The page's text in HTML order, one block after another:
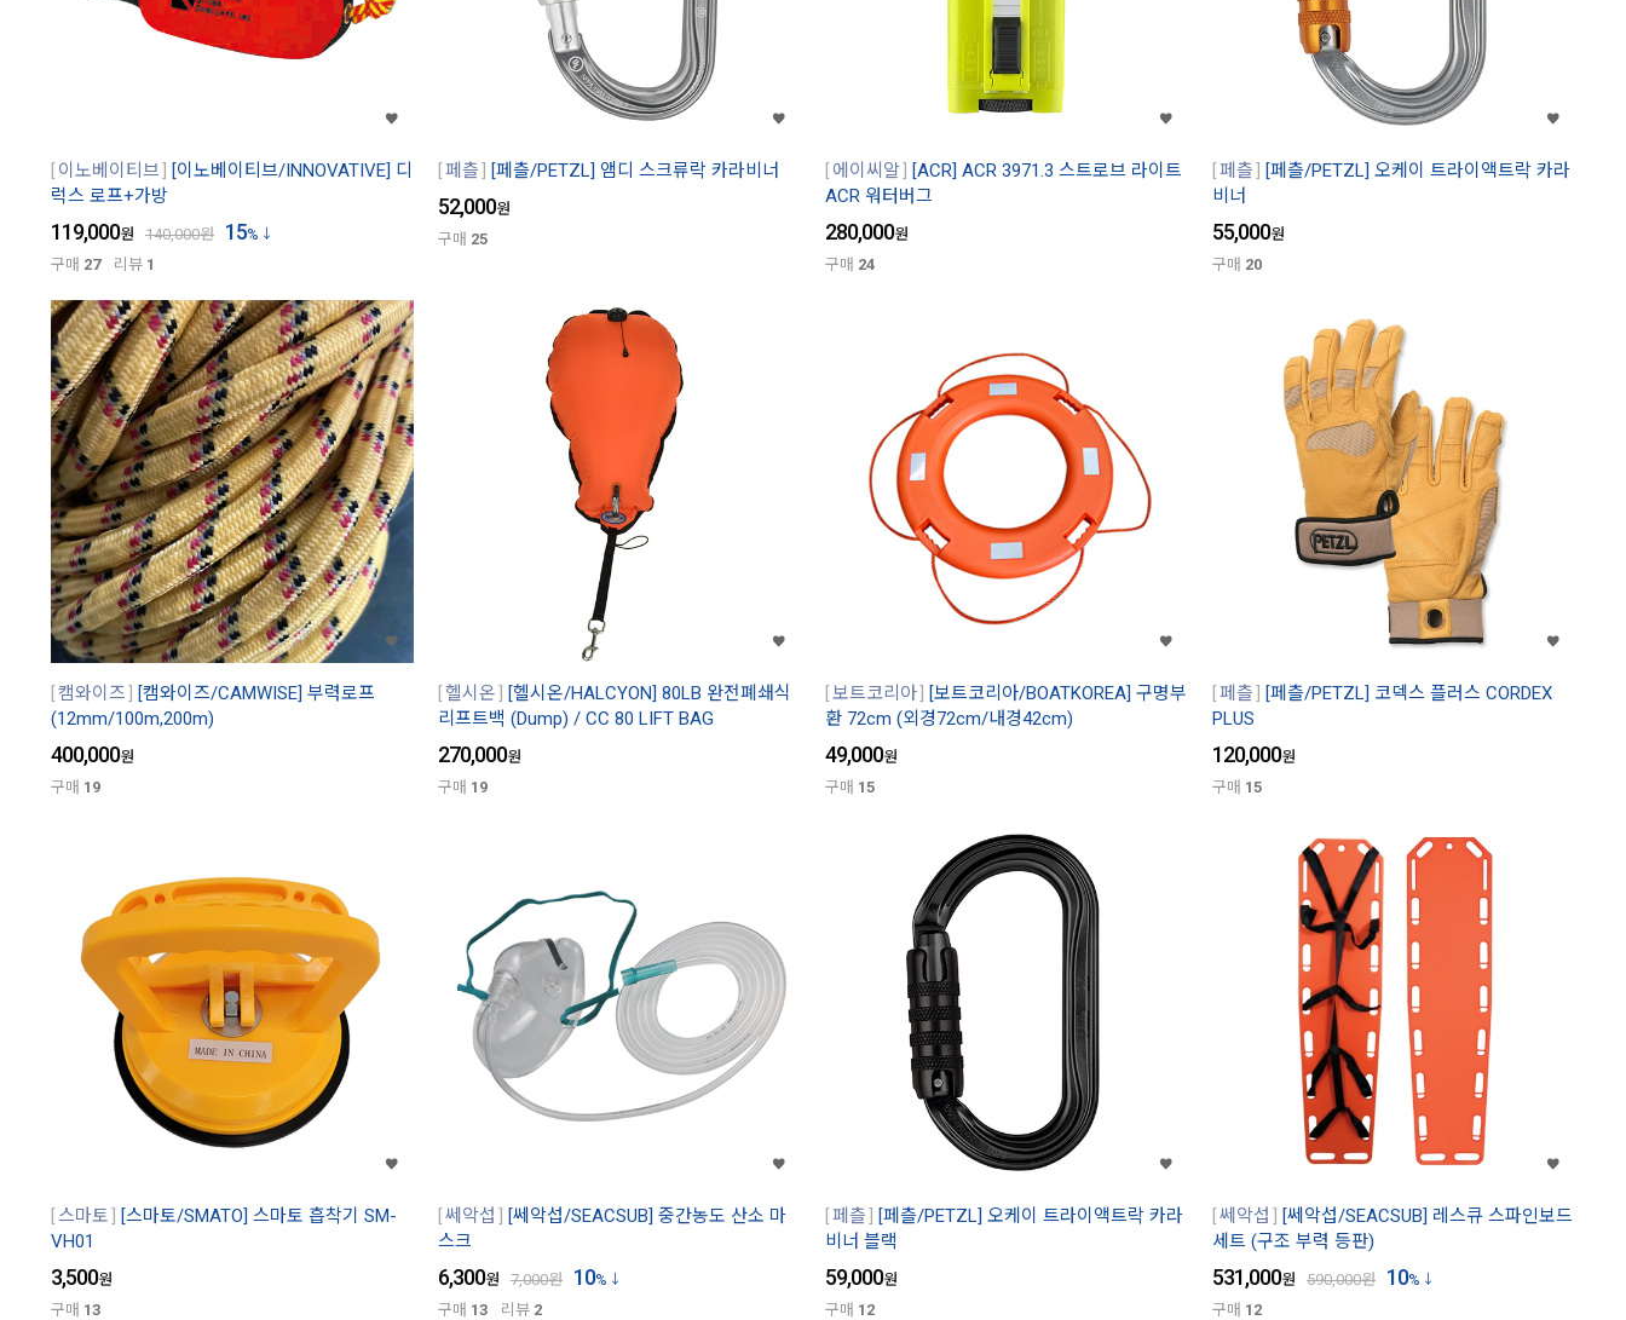
이노베이티브
[이노베이티브/INNOVATIVE] 디
럭스 로프+가방
119,000원 140,000원 15%
구매 27 리뷰 1
페츨 [페츨/PETZL] 앰디 스크류락 카라비너
52,000원
구매 25
에이씨알
[ACR] ACR 3971.3 스트로브 라이트
ACR 워터버그
280,000원
구매 24
페츨
[페츨/PETZL] 오케이 트라이액트락 카라
비너
55,000원
구매 20
캠와이즈
[캠와이즈/CAMWISE] 부력로프
(12mm/100m,200m)
400,000원
구매 19
헬시온
[헬시온/HALCYON] 80LB 완전폐쇄식
리프트백 (Dump) / CC 80 LIFT BAG
270,000원
구매 19
보트코리아
[보트코리아/BOATKOREA] 구명부
환 72cm (외경72cm/내경42cm)
49,000원
구매 15
페츨
[페츨/PETZL] 코덱스 플러스 CORDEX
PLUS
120,000원
구매 15
스마토
[스마토/SMATO] 스마토 흡착기 SM-
VH01
3,500원
구매 13
쎄악섭
[쎄악섭/SEACSUB] 중간농도 산소 마
스크
6,300원 7,000원 10%
구매 13 리뷰 2
페츨
[페츨/PETZL] 오케이 트라이액트락 카라
비너 블랙
59,000원
구매 12
쎄악섭
[쎄악섭/SEACSUB] 레스큐 스파인보드
세트 (구조 부력 등판)
531,000원 590,000원 10%
구매 12